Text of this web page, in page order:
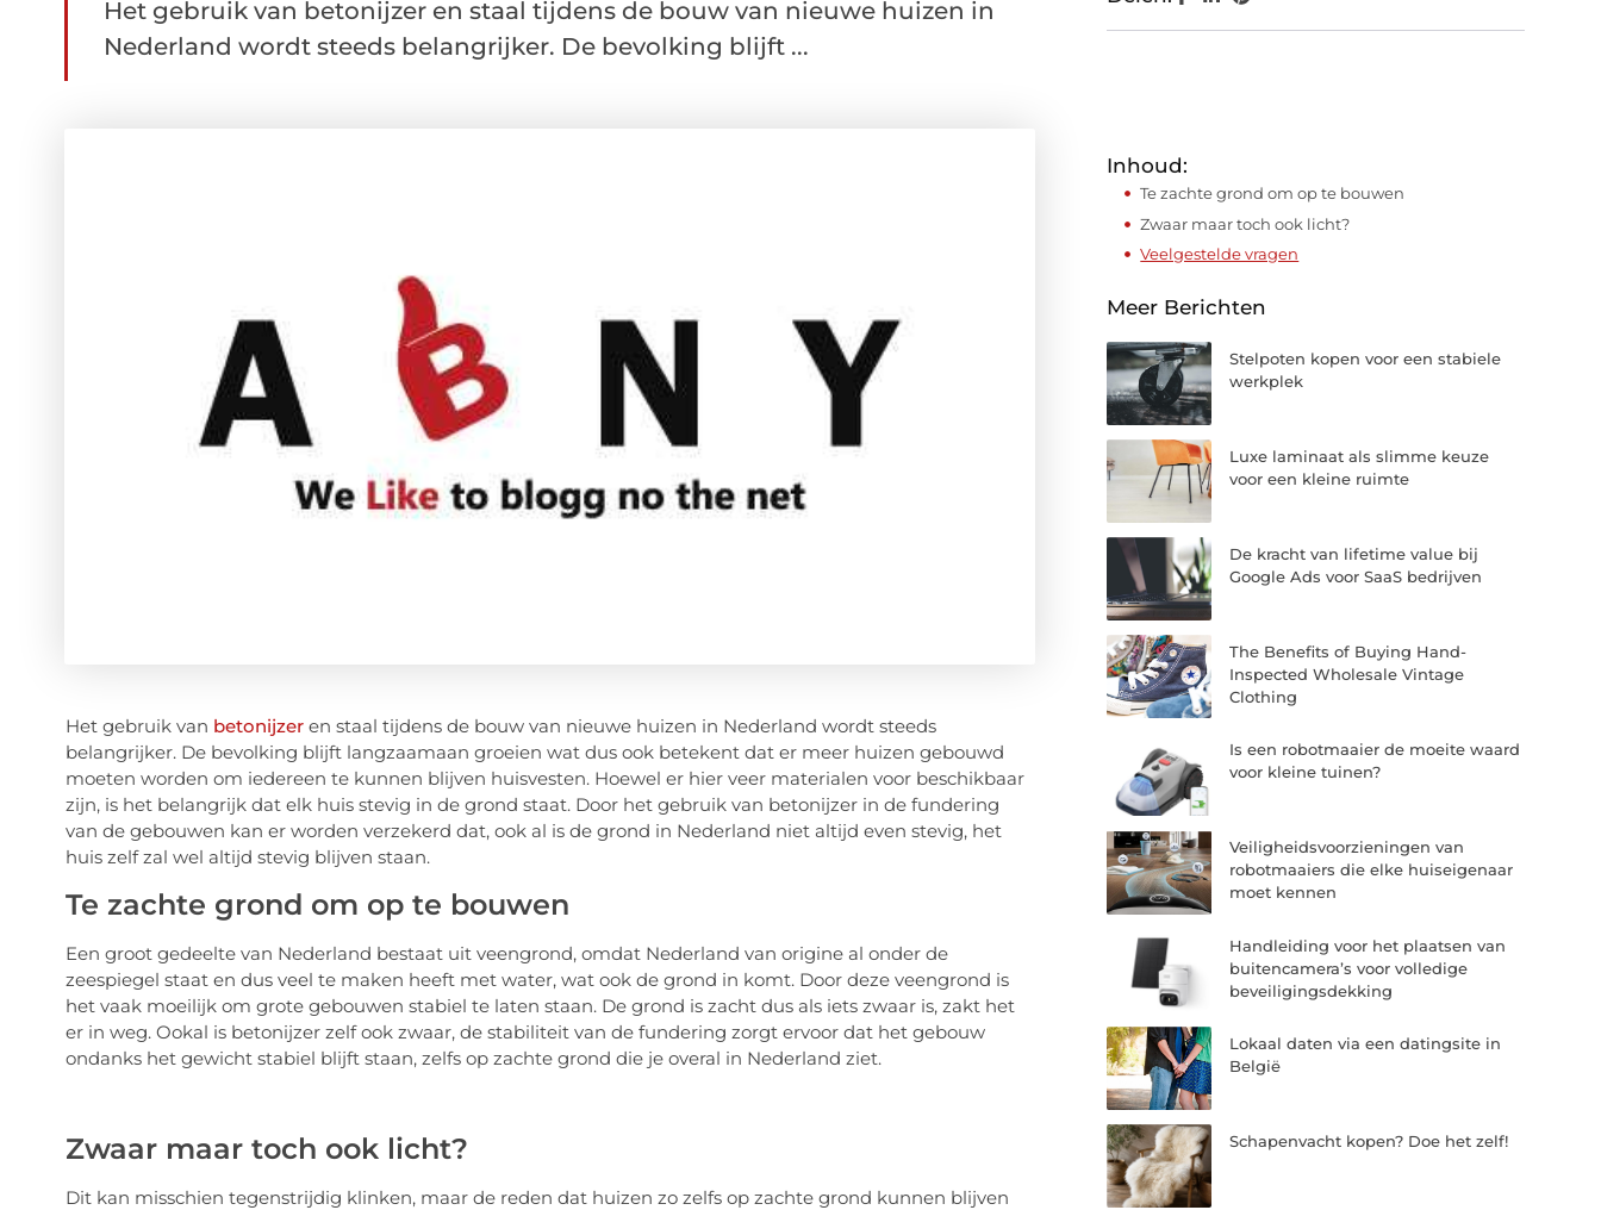
Het gebruik van betonijzer en staal tijdens de bouw van nieuwe huizen in
Nederland wordt steeds belangrijker. De bevolking blijft ...
Het gebruik van betonijzeren staal tijdens de bouw van nieuwe huizen in Nederland wordt steeds
belangrijker. De bevolking blijft langzaamaan groeien wat dus ook betekent dat er meer huizen gebouwd
moeten worden om iedereen te kunnen blijven huisvesten. Hoewel er hier veer materialen voor beschikbaar
zijn, is het belangrijk dat elk huis stevig in de grond staat. Door het gebruik van betonijzer in de fundering
van de gebouwen kan er worden verzekerd dat, ook al is de grond in Nederland niet altijd even stevig, het
huis zelf zal wel altijd stevig blijven staan.
Te zachte grond om op te bouwen
Een groot gedeelte van Nederland bestaat uit veengrond, omdat Nederland van origine al onder de
zeespiegel staat en dus veel te maken heeft met water, wat ook de grond in komt. Door deze veengrond is
het vaak moeilijk om grote gebouwen stabiel te laten staan. De grond is zacht dus als iets zwaar is, zakt het
er in weg. Ookal is betonijzer zelf ook zwaar, de stabiliteit van de fundering zorgt ervoor dat het gebouw
ondanks het gewicht stabiel blijft staan, zelfs op zachte grond die je overal in Nederland ziet.
Zwaar maar toch ook licht?
Dit kan misschien tegenstrijdig klinken, maar de reden dat huizen zo zelfs op zachte grond kunnen blijven
Inhoud:
Te zachte grond om op te bouwen
Zwaar maar toch ook licht?
Veelgestelde vragen
Meer Berichten
Stelpoten kopen voor een stabiele
werkplek
Luxe laminaat als slimme keuze
voor een kleine ruimte
De kracht van lifetime value bij
Google Ads voor SaaS bedrijven
The Benefits of Buying Hand-
Inspected Wholesale Vintage
Clothing
Is een robotmaaier de moeite waard
voor kleine tuinen?
Veiligheidsvoorzieningen van
robotmaaiers die elke huiseigenaar
moet kennen
Handleiding voor het plaatsen van
buitencamera’s voor volledige
beveiligingsdekking
Lokaal daten via een datingsite in
België
Schapenvacht kopen? Doe het zelf!